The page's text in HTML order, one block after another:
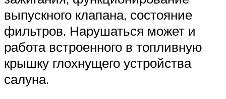
выпускного клапана, состояние
фильтров. Нарушаться может и
работа встроенного в топливную
крышку глохнущего устройства
салуна.